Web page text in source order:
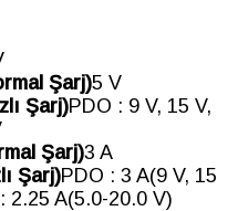
Şarj)5 V
Şarj)PDO : 9 V, 15 V,
Şarj)3 A
Şarj)PDO : 3 A(9 V, 15
2.25 A(5.0-20.0 V)